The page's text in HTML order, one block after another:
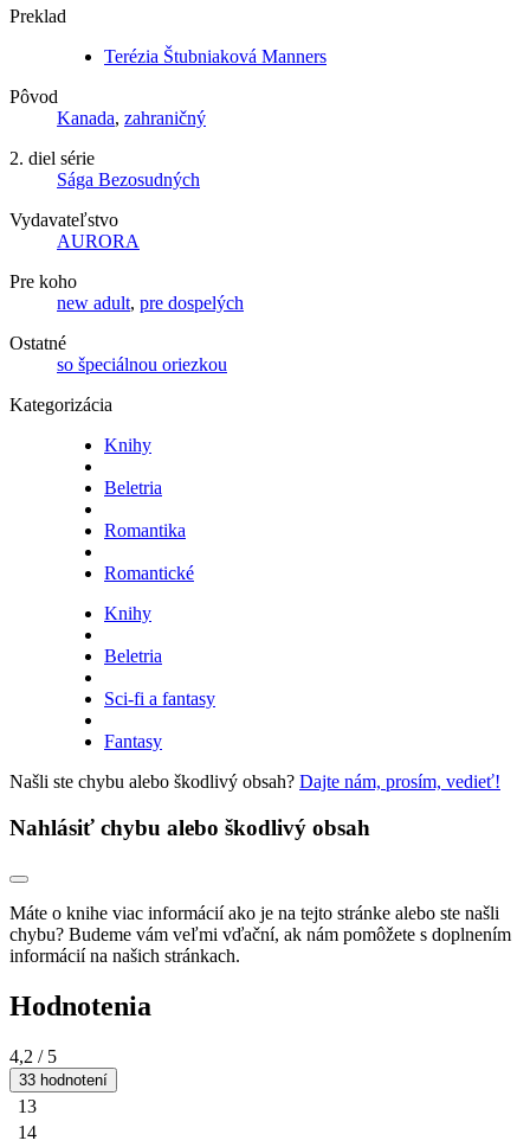
Preklad
Terézia Štubniaková Manners
Pôvod
Kanada, zahraničný
2. diel série
Sága Bezosudných
Vydavateľstvo
AURORA
Pre koho
new adult, pre dospelých
Ostatné
so špeciálnou oriezkou
Kategorizácia
Knihy
Beletria
Romantika
Romantické
Knihy
Beletria
Sci-fi a fantasy
Fantasy
Našli ste chybu alebo škodlivý obsah? Dajte nám, prosím, vedieť!
Nahlásiť chybu alebo škodlivý obsah
Máte o knihe viac informácií ako je na tejto stránke alebo ste našli
chybu? Budeme vám veľmi vďační, ak nám pomôžete s doplnením
informácií na našich stránkach.
Hodnotenia
4,2 / 5
33 hodnotení
13
14